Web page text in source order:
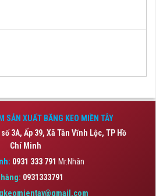
SẢN XUẤT BĂNG KEO MIỀN TÂY
3A, Ấp 39, Xã Tân Vĩnh Lộc, TP Hồ
Chí Minh
0931 333 791 Mr.Nhân
0931333791